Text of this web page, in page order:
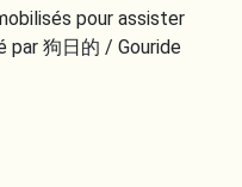
pour assister
par 狗日的 / Gouride